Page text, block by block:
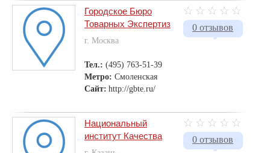
0 отзывов
Городское Бюро
Товарных Экспертиз
г. Москва
Тел.: (495) 763-51-39
Метро: Смоленская
Сайт: http://gbte.ru/
0 отзывов
Национальный
институт Качества